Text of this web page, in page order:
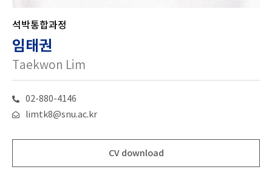
석박통합과정
임태권
Taekwon Lim
02-880-4146
limtk8@snu.ac.kr
CV download